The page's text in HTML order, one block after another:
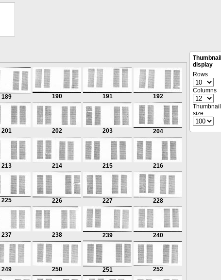
189 190 191 192
201 202 203 204
213 214 215 216
225 226 227 228
237 238 239 240
249 250 251 252
Thumbnail
display
Rows
Columns
Thumbnail
size